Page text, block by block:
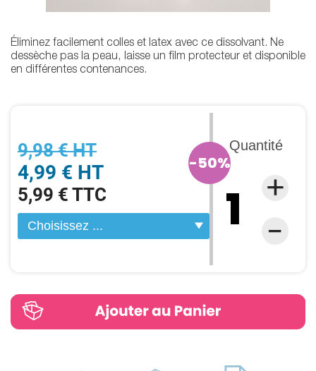
9,98 € HT
4,99 € HT
5,99 € TTC
-50%
Quantité
Éliminez facilement colles et latex avec ce dissolvant. Ne
dessèche pas la peau, laisse un film protecteur et disponible
en différentes contenances.